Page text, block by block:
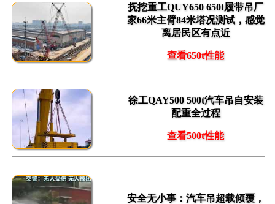
抚挖重工QUY650 650t履带吊厂
家66米主臂84米塔况测试，感觉
离居民区有点近
查看650t性能
徐工QAY500 500t汽车吊自安装
配重全过程
查看500t性能
安全无小事：汽车吊超载倾覆，